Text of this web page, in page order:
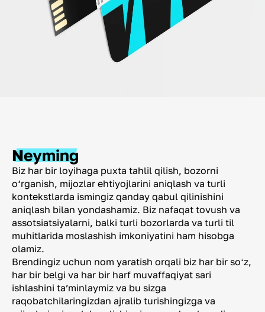
Neyming
Biz har bir loyihaga puxta tahlil qilish, bozorni
o‘rganish, mijozlar ehtiyojlarini aniqlash va turli
kontekstlarda ismingiz qanday qabul qilinishini
aniqlash bilan yondashamiz. Biz nafaqat tovush va
assotsiatsiyalarni, balki turli bozorlarda va turli til
muhitlarida moslashish imkoniyatini ham hisobga
olamiz.
Brendingiz uchun nom yaratish orqali biz har bir soʻz,
har bir belgi va har bir harf muvaffaqiyat sari
ishlashini taʼminlaymiz va bu sizga
raqobatchilaringizdan ajralib turishingizga va